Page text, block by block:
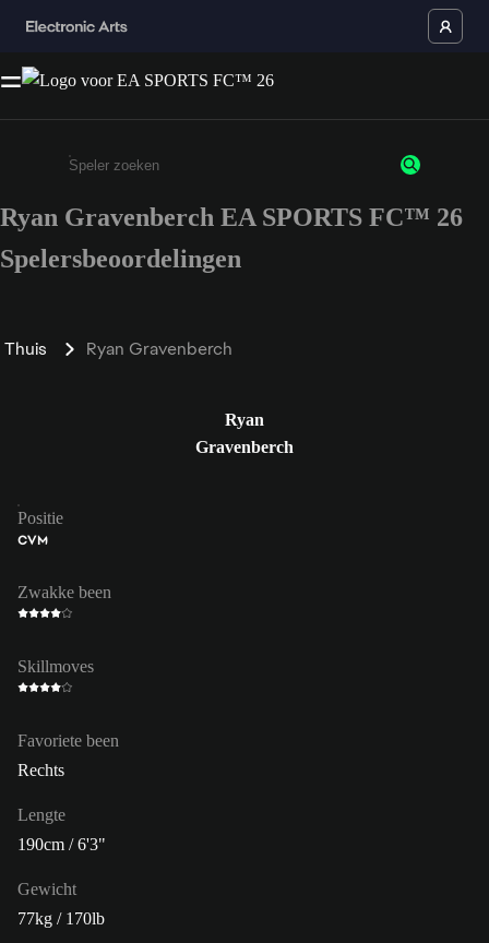
Enter a minimum of 3 characters or numbers
Ryan Gravenberch EA SPORTS FC™ 26
Spelersbeoordelingen
Thuis Ryan Gravenberch
Ryan
Gravenberch
Positie
CVM
Zwakke been
Skillmoves
Favoriete been
Rechts
Lengte
190cm / 6'3"
Gewicht
77kg / 170lb